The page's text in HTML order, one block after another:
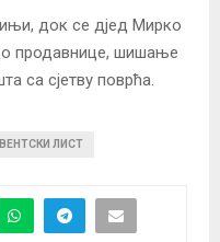
док се дјед Мирко
продавнице, шишање
са сјетву поврћа.
ЛИСТ